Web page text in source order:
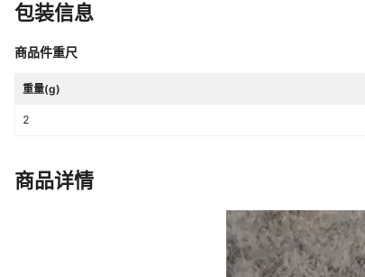
包装信息
商品件重尺
重量(g)
2
商品详情